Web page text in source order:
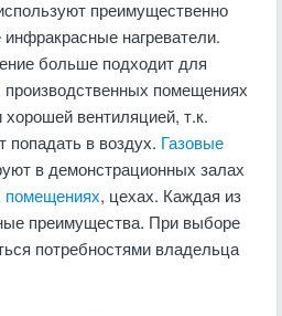
преимущественно
нагреватели.
больше подходит для
производственных помещениях
вентиляцией, т.к.
попадать в воздух. Газовые
в демонстрационных залах
помещениях, цехах. Каждая из
преимущества. При выборе
потребностями владельца